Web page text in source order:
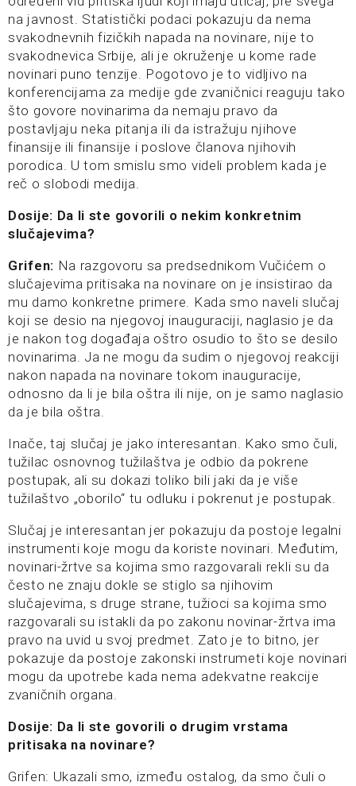
na javnost. Statistički podaci pokazuju da nema
svakodnevnih fizičkih napada na novinare, nije to
svakodnevica Srbije, ali je okruženje u kome rade
novinari puno tenzije. Pogotovo je to vidljivo na
konferencijama za medije gde zvaničnici reaguju tako
što govore novinarima da nemaju pravo da
postavljaju neka pitanja ili da istražuju njihove
finansije ili finansije i poslove članova njihovih
porodica. U tom smislu smo videli problem kada je
reč o slobodi medija.
Dosije: Da li ste govorili o nekim konkretnim
slučajevima?
Grifen: Na razgovoru sa predsednikom Vučićem o
slučajevima pritisaka na novinare on je insistirao da
mu damo konkretne primere. Kada smo naveli slučaj
koji se desio na njegovoj inauguraciji, naglasio je da
je nakon tog događaja oštro osudio to što se desilo
novinarima. Ja ne mogu da sudim o njegovoj reakciji
nakon napada na novinare tokom inauguracije,
odnosno da li je bila oštra ili nije, on je samo naglasio
da je bila oštra.
Inače, taj slučaj je jako interesantan. Kako smo čuli,
tužilac osnovnog tužilaštva je odbio da pokrene
postupak, ali su dokazi toliko bili jaki da je više
tužilaštvo „oborilo“ tu odluku i pokrenut je postupak.
Slučaj je interesantan jer pokazuju da postoje legalni
instrumenti koje mogu da koriste novinari. Međutim,
novinari-žrtve sa kojima smo razgovarali rekli su da
često ne znaju dokle se stiglo sa njihovim
slučajevima, s druge strane, tužioci sa kojima smo
razgovarali su istakli da po zakonu novinar-žrtva ima
pravo na uvid u svoj predmet. Zato je to bitno, jer
pokazuje da postoje zakonski instrumeti koje novinari
mogu da upotrebe kada nema adekvatne reakcije
zvaničnih organa.
Dosije: Da li ste govorili o drugim vrstama
pritisaka na novinare?
Grifen: Ukazali smo, između ostalog, da smo čuli o